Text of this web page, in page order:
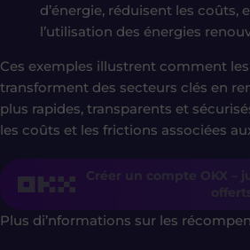
d’énergie, réduisent les coûts,
l’utilisation des énergies
Ces exemples illustrent comment
transforment des secteurs clés en
plus rapides, transparents et
les coûts et les frictions associées
Créer un compte OKX –
Plus di’nformations sur les